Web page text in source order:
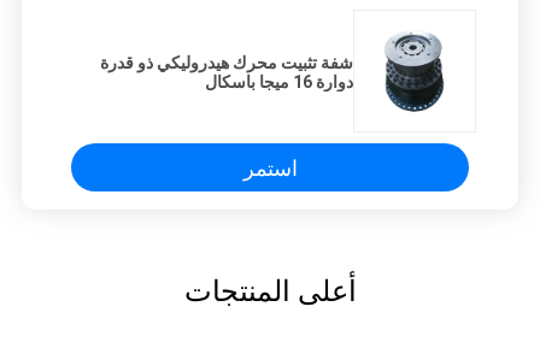
شفة تثبيت محرك هيدروليكي ذو قدرة
دوارة 16 ميجا باسكال
استمر
أعلى المنتجات